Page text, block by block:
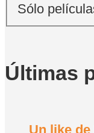
Sólo
Últimas